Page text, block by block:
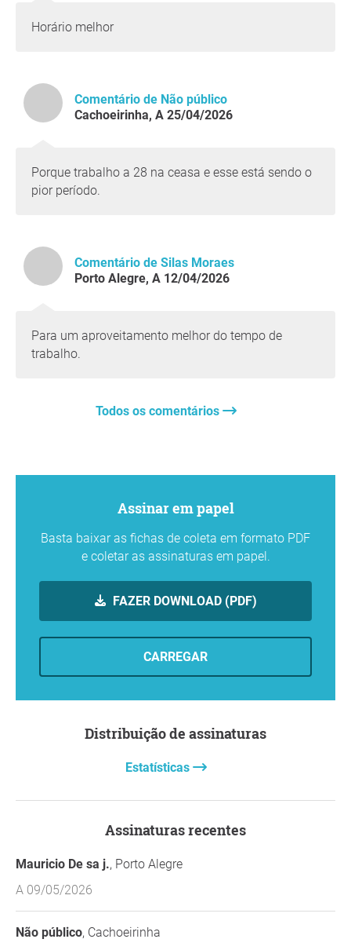
Horário melhor
Comentário de Não público
Cachoeirinha, A 25/04/2026
Porque trabalho a 28 na ceasa e esse está sendo o
pior período.
Comentário de Silas Moraes
Porto Alegre, A 12/04/2026
Para um aproveitamento melhor do tempo de
trabalho.
Todos os comentários
Assinar em papel
Basta baixar as fichas de coleta em formato PDF
e coletar as assinaturas em papel.
FAZER DOWNLOAD (PDF)
CARREGAR
Distribuição de assinaturas
Estatísticas
Assinaturas recentes
Mauricio De sa j., Porto Alegre
A 09/05/2026
Não público, Cachoeirinha